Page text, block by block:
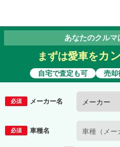
あなたのクル
まずは愛車をカ
自宅で査定も可 売却
必須 メーカー名
必須 車種名